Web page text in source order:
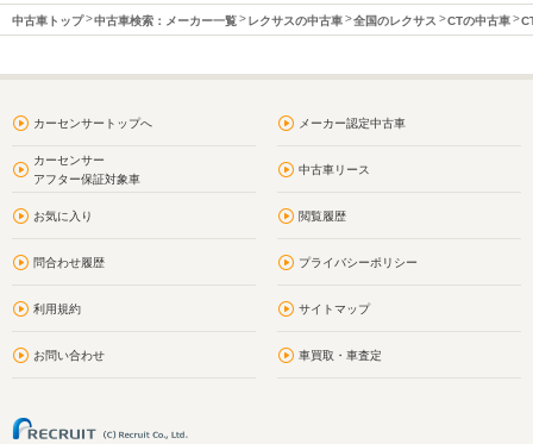
中古車トップ 中古車検索：メーカー一覧 レクサスの中古車 全国のレクサス CTの中古車
カーセンサートップへ メーカー認定中古車
カーセンサー
アフター保証対象車
中古車リース
お気に入り 閲覧履歴
問合わせ履歴 プライバシーポリシー
利用規約 サイトマップ
お問い合わせ 車買取・車査定